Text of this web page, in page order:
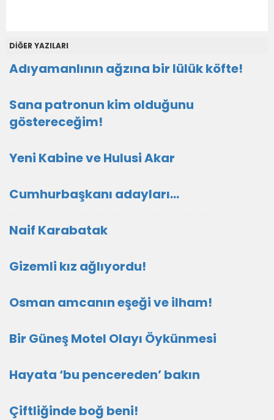
DİĞER YAZILARI
Adıyamanlının ağzına bir lülük köfte!
Sana patronun kim olduğunu
göstereceğim!
Yeni Kabine ve Hulusi Akar
Cumhurbaşkanı adayları…
Naif Karabatak
Gizemli kız ağlıyordu!
Osman amcanın eşeği ve ilham!
Bir Güneş Motel Olayı Öykünmesi
Hayata ‘bu pencereden’ bakın
Çiftliğinde boğ beni!